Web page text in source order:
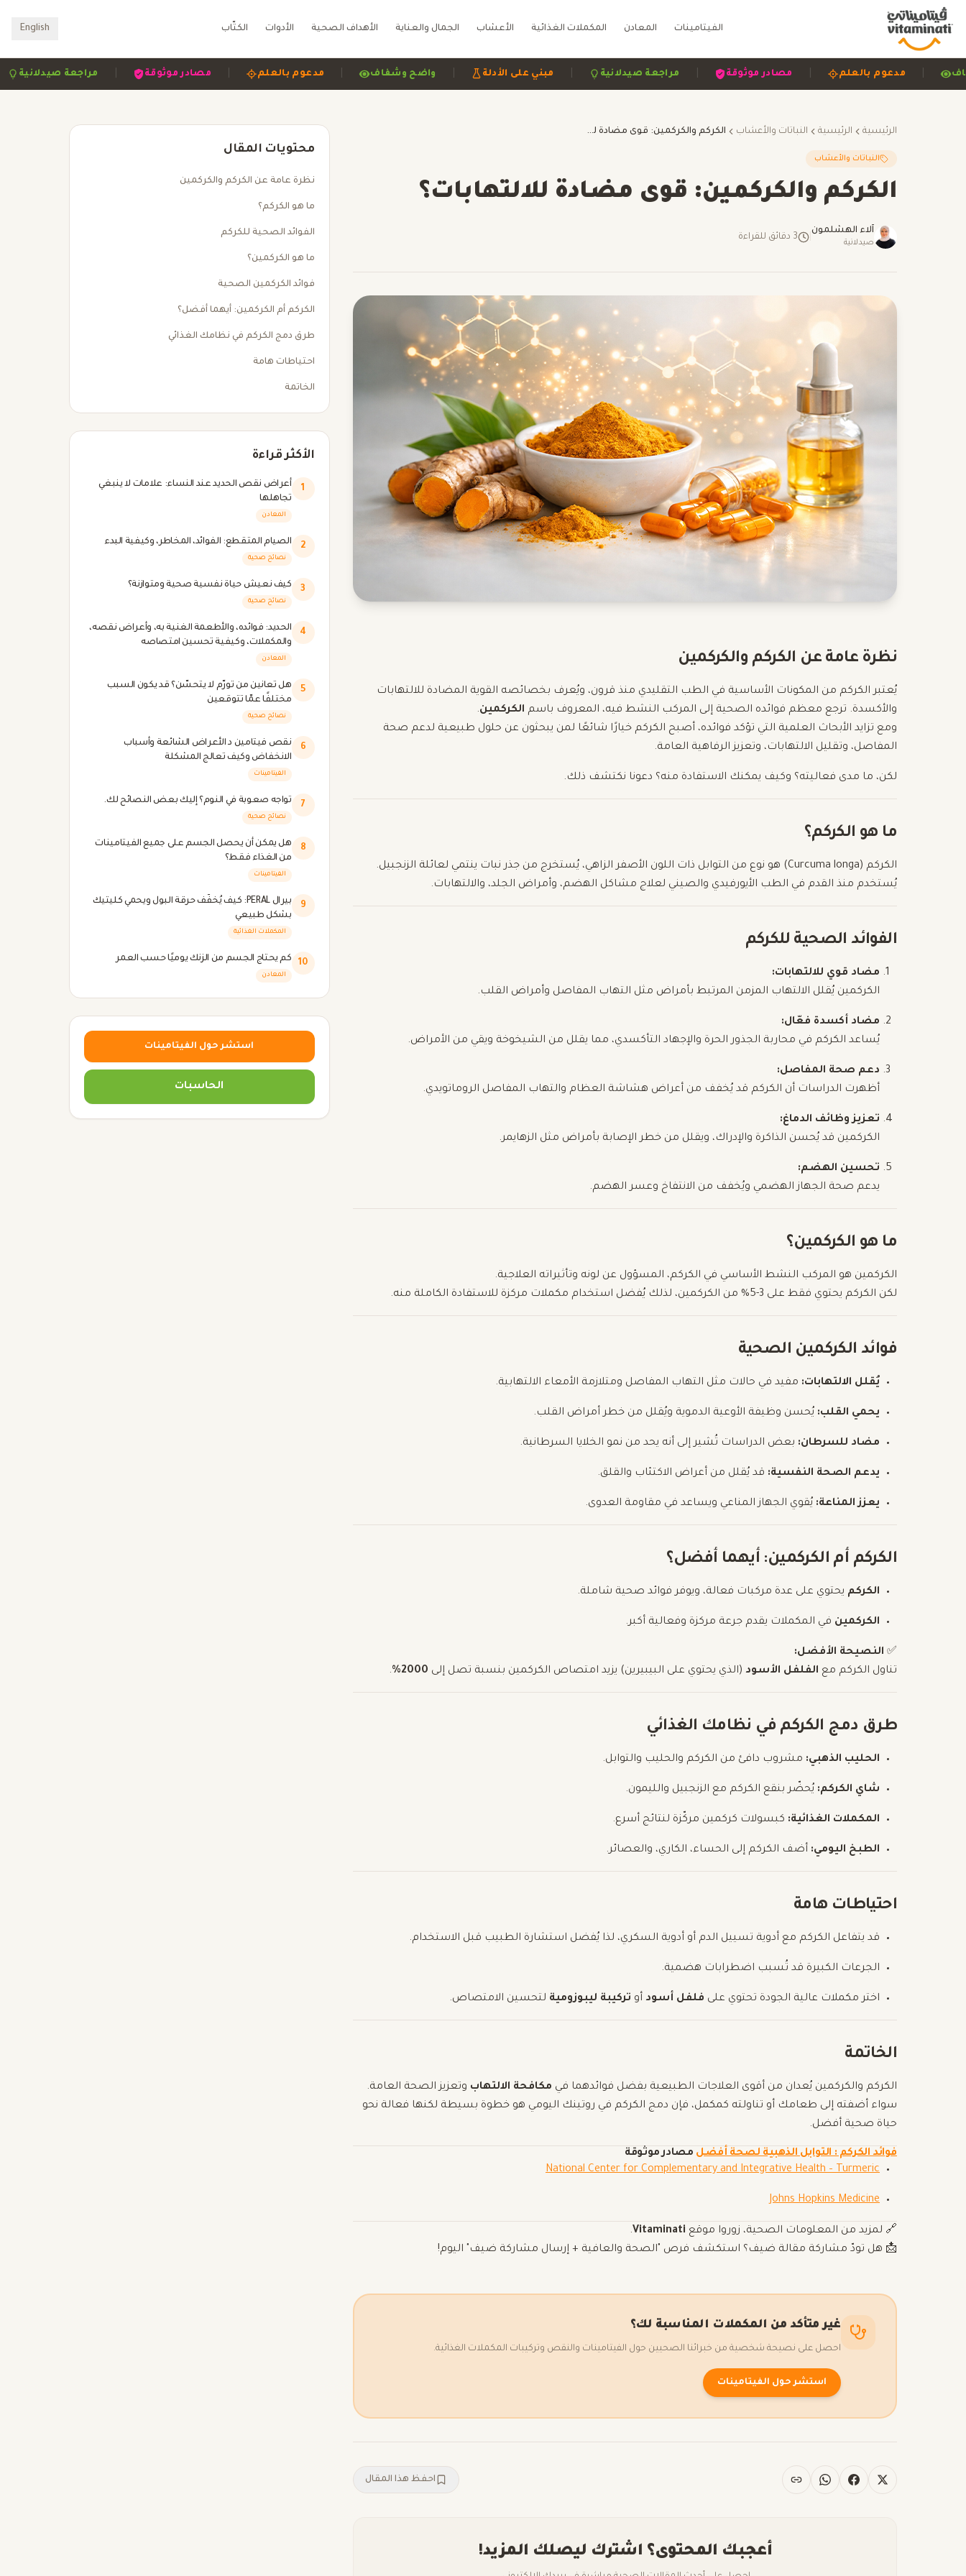
الفيتامينات المعادن المكملات الغذائية الأعشاب الجمال والعناية الأهداف الصحية الأدوات الكتّاب English
مراجعة | مصادر موثوقة | مدعوم بالعلم | واضح وشفاف | مبني على الأدلة | مراجعة صيدلانية | مصادر موثوقة | مدعوم بالعلم | وشفاف
الرئيسية الرئيسية النباتات والأعشاب الكركم والكركمين: قوى مضادة للالتهابات؟
النباتات والأعشاب
الكركم والكركمين: قوى مضادة للالتهابات؟
آلاء الهشلمون
صيدلانية
3 دقائق للقراءة
نظرة عامة عن الكركم والكركمين
يُعتبر الكركم من المكونات الأساسية في الطب التقليدي منذ قرون، ويُعرف بخصائصه القوية المضادة للالتهابات
والأكسدة. ترجع معظم فوائده الصحية إلى المركب النشط فيه، المعروف باسم الكركمين.
ومع تزايد الأبحاث العلمية التي تؤكد فوائده، أصبح الكركم خيارًا شائعًا لمن يبحثون عن حلول طبيعية لدعم صحة
المفاصل، وتقليل الالتهابات، وتعزيز الرفاهية العامة.
لكن، ما مدى فعاليته؟ وكيف يمكنك الاستفادة منه؟ دعونا نكتشف ذلك.
ما هو الكركم؟
الكركم (Curcuma longa) هو نوع من التوابل ذات اللون الأصفر الزاهي، يُستخرج من جذر نبات ينتمي لعائلة الزنجبيل.
يُستخدم منذ القدم في الطب الأيورفيدي والصيني لعلاج مشاكل الهضم، وأمراض الجلد، والالتهابات.
الفوائد الصحية للكركم
مضاد قوي للالتهابات:
الكركمين يُقلل الالتهاب المزمن المرتبط بأمراض مثل التهاب المفاصل وأمراض القلب.
مضاد أكسدة فعّال:
يُساعد الكركم في محاربة الجذور الحرة والإجهاد التأكسدي، مما يقلل من الشيخوخة ويقي من الأمراض.
دعم صحة المفاصل:
أظهرت الدراسات أن الكركم قد يُخفف من أعراض هشاشة العظام والتهاب المفاصل الروماتويدي.
تعزيز وظائف الدماغ:
الكركمين قد يُحسن الذاكرة والإدراك، ويقلل من خطر الإصابة بأمراض مثل الزهايمر.
تحسين الهضم:
يدعم صحة الجهاز الهضمي ويُخفف من الانتفاخ وعسر الهضم.
ما هو الكركمين؟
الكركمين هو المركب النشط الأساسي في الكركم، المسؤول عن لونه وتأثيراته العلاجية.
لكن الكركم يحتوي فقط على 3-5% من الكركمين، لذلك يُفضل استخدام مكملات مركزة للاستفادة الكاملة منه.
فوائد الكركمين الصحية
يُقلل الالتهابات: مفيد في حالات مثل التهاب المفاصل ومتلازمة الأمعاء الالتهابية.
يحمي القلب: يُحسن وظيفة الأوعية الدموية ويُقلل من خطر أمراض القلب.
مضاد للسرطان: بعض الدراسات تُشير إلى أنه يحد من نمو الخلايا السرطانية.
يدعم الصحة النفسية: قد يُقلل من أعراض الاكتئاب والقلق.
يعزز المناعة: يُقوي الجهاز المناعي ويساعد في مقاومة العدوى.
الكركم أم الكركمين: أيهما أفضل؟
الكركم يحتوي على عدة مركبات فعالة، ويوفر فوائد صحية شاملة.
الكركمين في المكملات يقدم جرعة مركزة وفعالية أكبر.
✅ النصيحة الأفضل:
تناول الكركم مع الفلفل الأسود (الذي يحتوي على البيبيرين) يزيد امتصاص الكركمين بنسبة تصل إلى 2000%
.
طرق دمج الكركم في نظامك الغذائي
الحليب الذهبي: مشروب دافئ من الكركم والحليب والتوابل.
شاي الكركم: يُحضّر بنقع الكركم مع الزنجبيل والليمون.
المكملات الغذائية: كبسولات كركمين مركّزة لنتائج أسرع.
الطبخ اليومي: أضف الكركم إلى الحساء، الكاري، والعصائر.
احتياطات هامة
قد يتفاعل الكركم مع أدوية تسييل الدم أو أدوية السكري، لذا يُفضل استشارة الطبيب قبل الاستخدام.
الجرعات الكبيرة قد تُسبب اضطرابات هضمية.
اختر مكملات عالية الجودة تحتوي على فلفل أسود أو تركيبة ليبوزومية لتحسين الامتصاص.
الخاتمة
الكركم والكركمين يُعدان من أقوى العلاجات الطبيعية بفضل فوائدهما في مكافحة الالتهاب وتعزيز الصحة العامة.
سواء أضفته إلى طعامك أو تناولته كمكمل، فإن دمج الكركم في روتينك اليومي هو خطوة بسيطة لكنها فعالة نحو
حياة صحية أفضل.
فوائد الكركم : التوابل الذهبية لصحة أفضل مصادر موثوقة
National Center for Complementary and Integrative Health – Turmeric
Johns Hopkins Medicine
🔗 لمزيد من المعلومات الصحية، زوروا موقع Vitaminati
.
📩 هل تودّ مشاركة مقالة ضيف؟ استكشف فرص "الصحة والعافية + إرسال مشاركة ضيف" اليوم!
غير متأكد من المكملات المناسبة لك؟
احصل على نصيحة شخصية من خبرائنا الصحيين حول الفيتامينات والنقص وتركيبات المكملات الغذائية.
استشر حول الفيتامينات
احفظ هذا المقال
أعجبك المحتوى؟ اشترك ليصلك المزيد!
محتويات المقال
نظرة عامة عن الكركم والكركمين
ما هو الكركم؟
الفوائد الصحية للكركم
ما هو الكركمين؟
فوائد الكركمين الصحية
الكركم أم الكركمين: أيهما أفضل؟
طرق دمج الكركم في نظامك الغذائي
احتياطات هامة
الخاتمة
الأكثر قراءة
1
أعراض نقص الحديد عند النساء: علامات لا ينبغي
تجاهلها
المعادن
2 الصيام المتقطع: الفوائد، المخاطر، وكيفية البدء
نصائح صحية
3 كيف نعيش حياة نفسية صحية ومتوازنة؟
نصائح صحية
4
الحديد: فوائده، والأطعمة الغنية به، وأعراض نقصه،
والمكملات، وكيفية تحسين امتصاصه
المعادن
5
هل تعانين من تورّم لا يتحسّن؟ قد يكون السبب
مختلفًا عمّا تتوقعين
نصائح صحية
6
نقص فيتامين د الأعراض الشائعة وأسباب
الانخفاض وكيف تعالج المشكلة
الفيتامينات
7 تواجه صعوبة في النوم؟ إليك بعض النصائح لك.
نصائح صحية
8
هل يمكن أن يحصل الجسم على جميع الفيتامينات
من الغذاء فقط؟
الفيتامينات
9
بيرال PERAL: كيف يُخفّف حرقة البول ويحمي كليتيك
بشكل طبيعي
المكملات الغذائية
10 كم يحتاج الجسم من الزنك يوميًا حسب العمر
المعادن
استشر حول الفيتامينات
الحاسبات